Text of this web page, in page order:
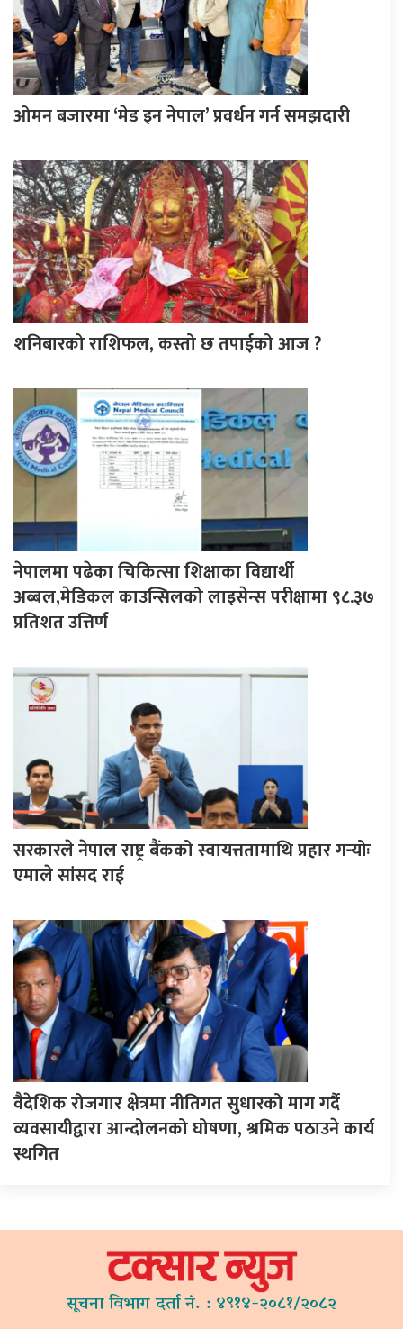
ओमन बजारमा ‘मेड इन नेपाल’ प्रवर्धन गर्न समझदारी
शनिबारको राशिफल, कस्तो छ तपाईको आज ?
नेपालमा पढेका चिकित्सा शिक्षाका विद्यार्थी
अब्बल,मेडिकल काउन्सिलको लाइसेन्स परीक्षामा ९८.३७
प्रतिशत उत्तिर्ण
सरकारले नेपाल राष्ट्र बैंकको स्वायत्ततामाथि प्रहार गर्‍योः
एमाले सांसद राई
वैदेशिक रोजगार क्षेत्रमा नीतिगत सुधारको माग गर्दै
व्यवसायीद्वारा आन्दोलनको घोषणा, श्रमिक पठाउने कार्य
स्थगित
सूचना विभाग दर्ता नं. : ४९१४-२०८१/२०८२